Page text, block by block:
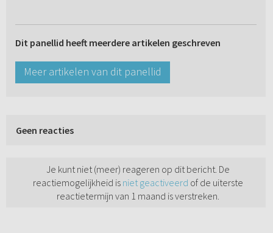
Dit panellid heeft meerdere artikelen geschreven
Meer artikelen van dit panellid
Geen reacties
Je kunt niet (meer) reageren op dit bericht. De
reactiemogelijkheid is niet geactiveerd of de uiterste
reactietermijn van 1 maand is verstreken.